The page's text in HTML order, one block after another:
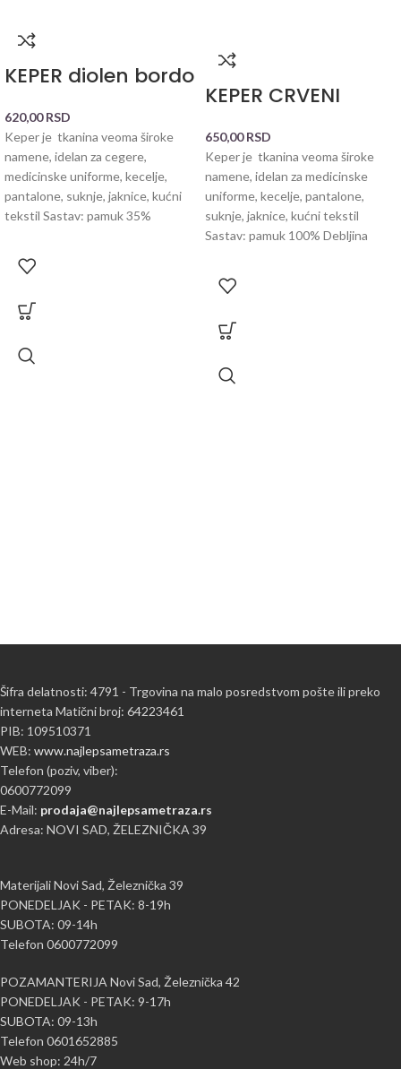
KEPER diolen bordo
620,00RSD
Keper je tkanina veoma široke
namene, idelan za cegere,
medicinske uniforme, kecelje,
pantalone, suknje, jaknice, kućni
tekstil Sastav: pamuk 35%
KEPER CRVENI
650,00RSD
Keper je tkanina veoma široke
namene, idelan za medicinske
uniforme, kecelje, pantalone,
suknje, jaknice, kućni tekstil
Sastav: pamuk 100% Debljina
Šifra delatnosti: 4791 - Trgovina na malo posredstvom pošte ili preko
interneta Matični broj: 64223461
PIB: 109510371
WEB: www.najlepsametraza.rs
Telefon (poziv, viber):
0600772099
E-Mail: prodaja@najlepsametraza.rs
Adresa: NOVI SAD, ŽELEZNIČKA 39
Materijali Novi Sad, Železnička 39
PONEDELJAK - PETAK: 8-19h
SUBOTA: 09-14h
Telefon 0600772099
POZAMANTERIJA Novi Sad, Železnička 42
PONEDELJAK - PETAK: 9-17h
SUBOTA: 09-13h
Telefon 0601652885
Web shop: 24h/7